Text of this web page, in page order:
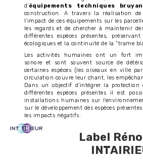
d’équipements techniques
construction. A travers la réalisation de
l’impact de ces équipements sur les
les regards et de chercher à maintenir
différentes espèces présentes,
écologiques et la continuité de la “trame
Les activités humaines ont un fort
sonore et sont souvent source de
certaines espèces (les oiseaux en ville
circulation couvre leur chant, les
Dans un objectif d’intégrer la protection
différentes espèces présentes il est
installations humaines sur
sur le développement des espèces
les impacts négatifs.
Label